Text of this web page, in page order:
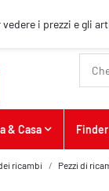
i prezzi e gli
& Casa
ricambi Pezzi di